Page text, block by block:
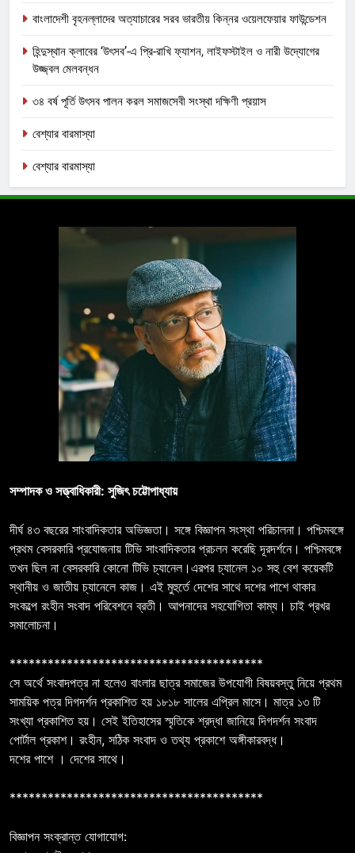
বাংলাদেশী বৃহনল্লাদের অত্যাচারের সরব ভারতীয় কিন্নর ওয়েলফেয়ার ফাউন্ডেশন
হিন্দুস্থান ক্লাবের ‘উৎসব’-এ প্রি-রাখি ফ্যাশন, লাইফস্টাইল ও নারী উদ্যোগের
উজ্জ্বল মেলবন্ধন
৩৪ বর্ষ পূর্তি উৎসব পালন করল সমাজসেবী সংস্থা দক্ষিণী প্রয়াস
বেশ্যার বারমাস্যা
বেশ্যার বারমাস্যা
সম্পাদক ও সত্ত্বাধিকারী: সুজিৎ চট্টোপাধ্যায়
দীর্ঘ ৪৩ বছরের সাংবাদিকতার অভিজ্ঞতা। সঙ্গে বিজ্ঞাপন সংস্থা পরিচালনা। পশ্চিমবঙ্গে
প্রথম বেসরকারি প্রযোজনায় টিভি সাংবাদিকতার প্রচলন করেছি দূরদর্শনে। পশ্চিমবঙ্গে
তখন ছিল না বেসরকারি কোনো টিভি চ্যানেল।এরপর চ্যানেল ১০ সহু বেশ কয়েকটি
স্থানীয় ও জাতীয় চ্যানেলে কাজ। এই মুহুর্তে দেশের সাথে দশের পাশে থাকার
সংকল্পে রংহীন সংবাদ পরিবেশনে ব্রতী। আপনাদের সহযোগিতা কাম্য। চাই প্রখর
সমালোচনা।
****************************************
সে অর্থে সংবাদপত্র না হলেও বাংলার ছাত্র সমাজের উপযোগী বিষয়বস্তু নিয়ে প্রথম
সাময়িক পত্র দিগদর্শন প্রকাশিত হয় ১৮১৮ সালের এপ্রিল মাসে। মাত্র ১৩ টি
সংখ্যা প্রকাশিত হয়। সেই ইতিহাসের স্মৃতিকে শ্রদ্ধা জানিয়ে দিগদর্শন সংবাদ
পোর্টাল প্রকাশ। রংহীন, সঠিক সংবাদ ও তথ্য প্রকাশে অঙ্গীকারবদ্ধ।
দশের পাশে । দেশের সাথে।
****************************************
বিজ্ঞাপন সংক্রান্ত যোগাযোগ: